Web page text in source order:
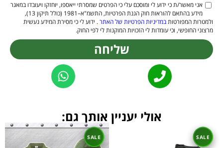
אני מאשר/ת כי ידוע לי ומוסכם עלי כי הפרטים שמסרתי ייאספו, יוחזקו ויעובדו במאגר
מידע בהתאם להוראות חוק הגנת הפרטיות, התשמ"א–1981 (כולל תיקון 13),
ולמטרות המפורטותבמדיניות הפרטיות של האתר. ידוע לי כי מסירת המידע נעשית
מרצוני החופשי, וכי עומדות לי הזכויות המוקנות לי לפי החוק.
שליחה
אולי יעניין אותך גם: